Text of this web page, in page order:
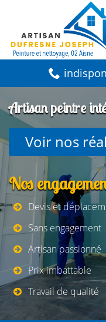
Artisan peintre
Voir nos
Nos
Devis et
Sans engagement
Artisan passionné
Prix imbattable
Travail de qualité